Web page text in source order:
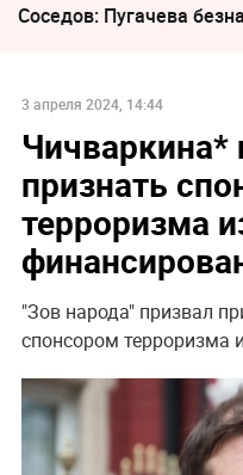
Соседов: Пугачева
3 апреля 2024, 14:44
Чичваркина*
признать
терроризма
"Зов народа" призвал
спонсором терроризма